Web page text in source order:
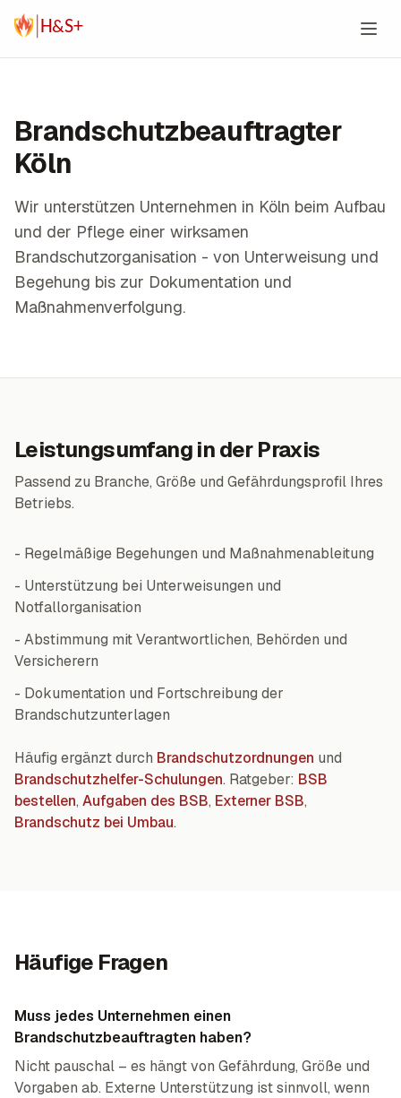
Zum Inhalt springen
Brandschutzbeauftragter
Köln
Wir unterstützen Unternehmen in Köln beim Aufbau
und der Pflege einer wirksamen
Brandschutzorganisation - von Unterweisung und
Begehung bis zur Dokumentation und
Maßnahmenverfolgung.
Leistungsumfang in der Praxis
Passend zu Branche, Größe und Gefährdungsprofil Ihres
Betriebs.
- Regelmäßige Begehungen und Maßnahmenableitung
- Unterstützung bei Unterweisungen und
Notfallorganisation
- Abstimmung mit Verantwortlichen, Behörden und
Versicherern
- Dokumentation und Fortschreibung der
Brandschutzunterlagen
Häufig ergänzt durch Brandschutzordnungen und
Brandschutzhelfer-Schulungen. Ratgeber: BSB
bestellen, Aufgaben des BSB, Externer BSB,
Brandschutz bei Umbau.
Häufige Fragen
Muss jedes Unternehmen einen
Brandschutzbeauftragten haben?
Nicht pauschal – es hängt von Gefährdung, Größe und
Vorgaben ab. Externe Unterstützung ist sinnvoll, wenn